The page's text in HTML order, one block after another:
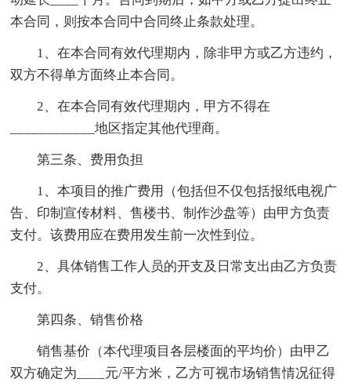
本合同，则按本合同中合同终止条款处理。
1、在本合同有效代理期内，除非甲方或乙方违约，
双方不得单方面终止本合同。
2、在本合同有效代理期内，甲方不得在
____________地区指定其他代理商。
第三条、费用负担
1、本项目的推广费用（包括但不仅包括报纸电视广
告、印制宣传材料、售楼书、制作沙盘等）由甲方负责
支付。该费用应在费用发生前一次性到位。
2、具体销售工作人员的开支及日常支出由乙方负责
支付。
第四条、销售价格
销售基价（本代理项目各层楼面的平均价）由甲乙
双方确定为____元/平方米，乙方可视市场销售情况征得